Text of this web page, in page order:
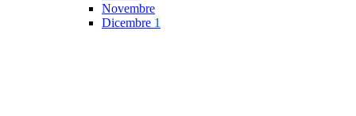
Novembre
Dicembre 1